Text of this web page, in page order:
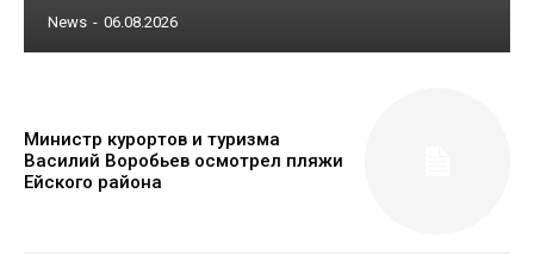
News - 06.08.2026
Министр курортов и туризма
Василий Воробьев осмотрел пляжи
Ейского района